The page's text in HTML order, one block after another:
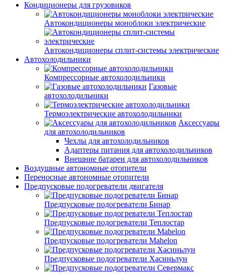
Кондиционеры для грузовиков
Автокондиционеры моноблоки электрические
Автокондиционеры сплит-системы электрические
Автохолодильники
Компрессорные автохолодильники
Газовые
автохолодильники
Термоэлектрические автохолодильники
Аксессуары
для автохолодильников
Чехлы для автохолодильников
Адаптеры питания для автохолодильников
Внешние батареи для автохолодильников
Воздушные автономные отопители
Переносные автономные отопители
Предпусковые подогреватели двигателя
Предпусковые подогреватели Бинар
Предпусковые подогреватели Теплостар
Предпусковые подогреватели Mahelon
Предпусковые подогреватели Хасиньлун